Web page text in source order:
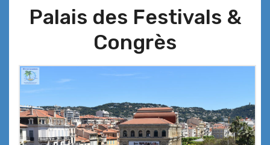
Palais des Festivals &
Congrès